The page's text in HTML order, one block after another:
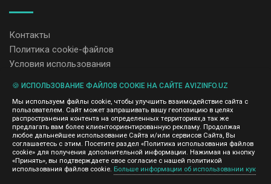
Контакты
Политика cookie-файлов
Условия использования
содержание размещенных объявлений.
Мы ценим конфиденциальность наших пользователей. Мы не
передаем и не продаем личную информацию зарегистрированных
пользователей AvizInfo.uz третьим лицам. Мы не отвечаем за
правила конфиденциальности сайтов на которые ссылается
AvizInfo.uz. На некоторых страницах нашего сайта представлена
реклама Google Adsense Advertising Network. Чтобы узнать
подробней о правилах конфиденциальности Googleнажмите тут
🍪 ИСПОЛЬЗОВАНИЕ ФАЙЛОВ COOKIE НА САЙТЕ AVIZINFO.UZ
Мы используем файлы cookie, чтобы улучшить взаимодействие сайта с
пользователем. Сайт может запрашивать вашу геопозицию в целях
распространения контента на определенных территориях,а так же
предлагать вам более клиентоориентированную рекламу. Продолжая
любое дальнейшее использование Сайта и/или сервисов Сайта, Вы
соглашаетесь с этим. Посетите раздел «Политика использования файлов
cookie» для получения дополнительной информации. Нажимая на кнопку
«Принять», вы подтверждаете свое согласие с нашей политикой
использования файлов cookie. Больше информации об использовании кук